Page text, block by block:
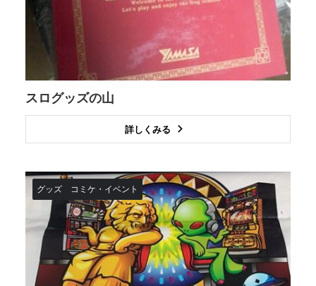
スログッズの山
詳しくみる
グッズ コミケ・イベント